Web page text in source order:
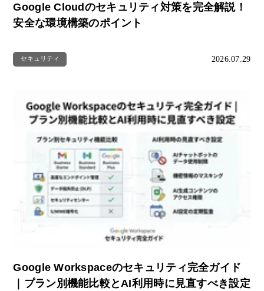
Google Cloudのセキュリティ対策を完全解説！
安全な環境構築のポイント
セキュリティ 2026.07.29
Google Workspaceのセキュリティ完全ガイド
｜プラン別機能比較とAI利用時に見直すべき設定